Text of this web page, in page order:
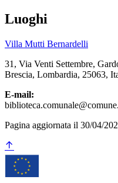
Luoghi
Villa Mutti Bernardelli
31, Via Venti Settembre,
Brescia, Lombardia, 25063,
E-mail:
Pagina aggiornata il 30/04/